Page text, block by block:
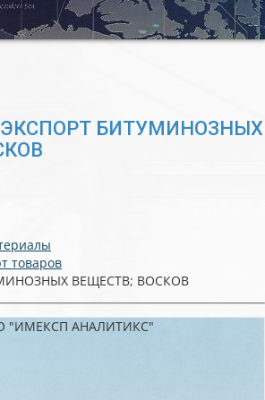
БИТУМИНОЗНЫХ
товаров
ВЕЩЕСТВ; ВОСКОВ
"ИМЕКСП АНАЛИТИКС"